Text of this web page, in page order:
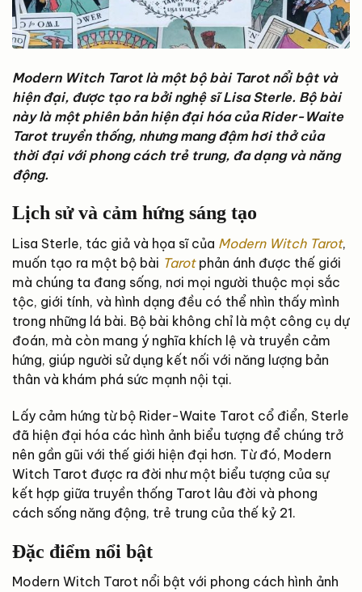
Modern Witch Tarot là một bộ bài Tarot nổi bật và
hiện đại, được tạo ra bởi nghệ sĩ Lisa Sterle. Bộ bài
này là một phiên bản hiện đại hóa của Rider-Waite
Tarot truyền thống, nhưng mang đậm hơi thở của
thời đại với phong cách trẻ trung, đa dạng và năng
động.
Lịch sử và cảm hứng sáng tạo
Lisa Sterle, tác giả và họa sĩ của Modern Witch Tarot,
muốn tạo ra một bộ bài Tarotphản ánh được thế giới
mà chúng ta đang sống, nơi mọi người thuộc mọi sắc
tộc, giới tính, và hình dạng đều có thể nhìn thấy mình
trong những lá bài. Bộ bài không chỉ là một công cụ dự
đoán, mà còn mang ý nghĩa khích lệ và truyền cảm
hứng, giúp người sử dụng kết nối với năng lượng bản
thân và khám phá sức mạnh nội tại.
Lấy cảm hứng từ bộ Rider-Waite Tarot cổ điển, Sterle
đã hiện đại hóa các hình ảnh biểu tượng để chúng trở
nên gần gũi với thế giới hiện đại hơn. Từ đó, Modern
Witch Tarot được ra đời như một biểu tượng của sự
kết hợp giữa truyền thống Tarot lâu đời và phong
cách sống năng động, trẻ trung của thế kỷ 21.
Đặc điểm nổi bật
Modern Witch Tarot nổi bật với phong cách hình ảnh